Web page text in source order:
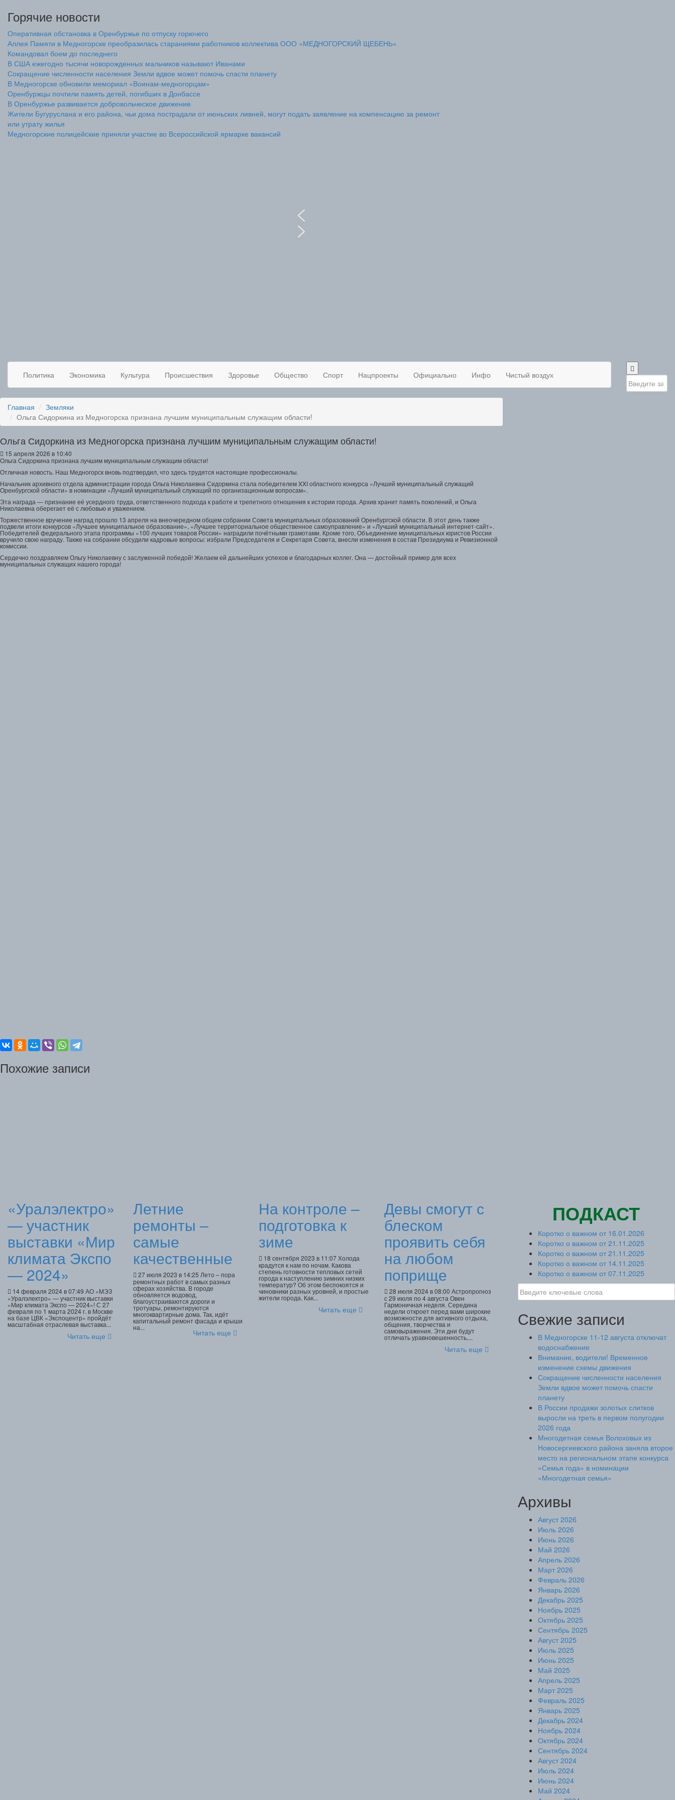
Горячие новости
Оперативная обстановка в Оренбуржье по отпуску горючего
Аллея Памяти в Медногорске преобразилась стараниями работников коллектива ООО «МЕДНОГОРСКИЙ ЩЕБЕНЬ»
Командовал боем до последнего
В США ежегодно тысячи новорожденных мальчиков называют Иванами
Сокращение численности населения Земли вдвое может помочь спасти планету
В Медногорске обновили мемориал «Воинам-медногорцам»
Оренбуржцы почтили память детей, погибших в Донбассе
В Оренбуржье развивается добровольческое движение
Жители Бугуруслана и его района, чьи дома пострадали от июньских ливней, могут подать заявление на компенсацию за ремонт
или утрату жилья
Медногорские полицейские приняли участие во Всероссийской ярмарке вакансий
Медногорский
рабочий
Политика Экономика Культура Происшествия Здоровье Общество Спорт Нацпроекты Официально Инфо Чистый воздух
Главная
Земляки
Ольга Сидоркина из Медногорска признана лучшим муниципальным служащим области!
Ольга Сидоркина из Медногорска признана лучшим муниципальным служащим области!
15 апреля 2026 в 10:40
Ольга Сидоркина признана лучшим муниципальным служащим области!
Отличная новость. Наш Медногорск вновь подтвердил, что здесь трудятся настоящие профессионалы.
Начальник архивного отдела администрации города Ольга Николаевна Сидоркина стала победителем XXI областного конкурса «Лучший муниципальный служащий
Оренбургской области» в номинации «Лучший муниципальный служащий по организационным вопросам».
Эта награда — признание её усердного труда, ответственного подхода к работе и трепетного отношения к истории города. Архив хранит память поколений, и Ольга
Николаевна оберегает её с любовью и уважением.
Торжественное вручение наград прошло 13 апреля на внеочередном общем собрании Совета муниципальных образований Оренбургской области. В этот день также
подвели итоги конкурсов «Лучшее муниципальное образование», «Лучшее территориальное общественное самоуправление» и «Лучший муниципальный интернет-сайт».
Победителей федерального этапа программы «100 лучших товаров России» наградили почётными грамотами. Кроме того, Объединение муниципальных юристов России
вручило свою награду. Также на собрании обсудили кадровые вопросы: избрали Председателя и Секретаря Совета, внесли изменения в состав Президиума и Ревизионной
комиссии.
Сердечно поздравляем Ольгу Николаевну с заслуженной победой! Желаем ей дальнейших успехов и благодарных коллег. Она — достойный пример для всех
муниципальных служащих нашего города!
Похожие записи
«Уралэлектро»
— участник
выставки «Мир
климата Экспо
— 2024»
14 февраля 2024 в 07:49 АО «МЭЗ
«Уралэлектро» — участник выставки
«Мир климата Экспо — 2024»! С 27
февраля по 1 марта 2024 г. в Москве
на базе ЦВК «Экспоцентр» пройдёт
масштабная отраслевая выставка...
Читать еще
Летние
ремонты –
самые
качественные
27 июля 2023 в 14:25 Лето – пора
ремонтных работ в самых разных
сферах хозяйства. В городе
обновляется водовод,
благоустраиваются дороги и
тротуары, ремонтируются
многоквартирные дома. Так, идёт
капитальный ремонт фасада и крыши
на...
Читать еще
На контроле –
подготовка к
зиме
18 сентября 2023 в 11:07 Холода
крадутся к нам по ночам. Какова
степень готовности тепловых сетей
города к наступлению зимних низких
температур? Об этом беспокоятся и
чиновники разных уровней, и простые
жители города. Как...
Читать еще
Девы смогут с
блеском
проявить себя
на любом
поприще
28 июля 2024 в 08:00 Астропрогноз
с 29 июля по 4 августа Овен
Гармоничная неделя. Середина
недели откроет перед вами широкие
возможности для активного отдыха,
общения, творчества и
самовыражения. Эти дни будут
отличать уравновешенность,...
Читать еще
ПОДКАСТ
Коротко о важном от 16.01.2026
Коротко о важном от 21.11.2025
Коротко о важном от 21.11.2025
Коротко о важном от 14.11.2025
Коротко о важном от 07.11.2025
Свежие записи
В Медногорске 11-12 августа отключат
водоснабжение
Внимание, водители! Временное
изменение схемы движения
Сокращение численности населения
Земли вдвое может помочь спасти
планету
В России продажи золотых слитков
выросли на треть в первом полугодии
2026 года
Многодетная семья Волоховых из
Новосергиевского района заняла второе
место на региональном этапе конкурса
«Семья года» в номинации
«Многодетная семья»
Архивы
Август 2026
Июль 2026
Июнь 2026
Май 2026
Апрель 2026
Март 2026
Февраль 2026
Январь 2026
Декабрь 2025
Ноябрь 2025
Октябрь 2025
Сентябрь 2025
Август 2025
Июль 2025
Июнь 2025
Май 2025
Апрель 2025
Март 2025
Февраль 2025
Январь 2025
Декабрь 2024
Ноябрь 2024
Октябрь 2024
Сентябрь 2024
Август 2024
Июль 2024
Июнь 2024
Май 2024